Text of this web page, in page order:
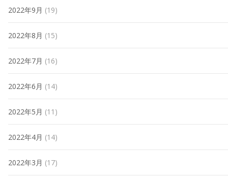
2022年9月 (19)
2022年8月 (15)
2022年7月 (16)
2022年6月 (14)
2022年5月 (11)
2022年4月 (14)
2022年3月 (17)